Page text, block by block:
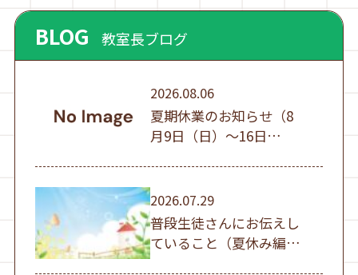
BLOG 教室長ブログ
2026.08.06
夏期休業のお知らせ（8
月9日（日）～16日
2026.07.29
普段生徒さんにお伝えし
ていること（夏休み編
①）